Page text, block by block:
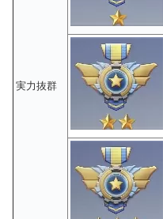
実力抜群